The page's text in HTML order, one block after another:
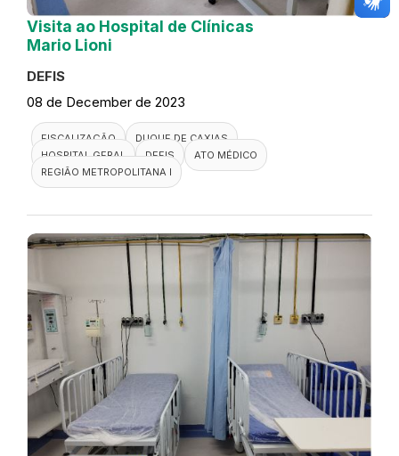
Visita ao Hospital de Clínicas
Mario Lioni
DEFIS
08 de December de 2023
FISCALIZAÇÃO
DUQUE DE CAXIAS
HOSPITAL GERAL
DEFIS
ATO MÉDICO
REGIÃO METROPOLITANA I